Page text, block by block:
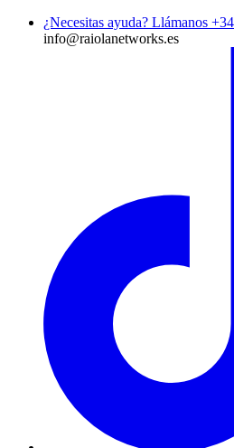
¿Necesitas ayuda? Llámanos
info@raiolanetworks.es